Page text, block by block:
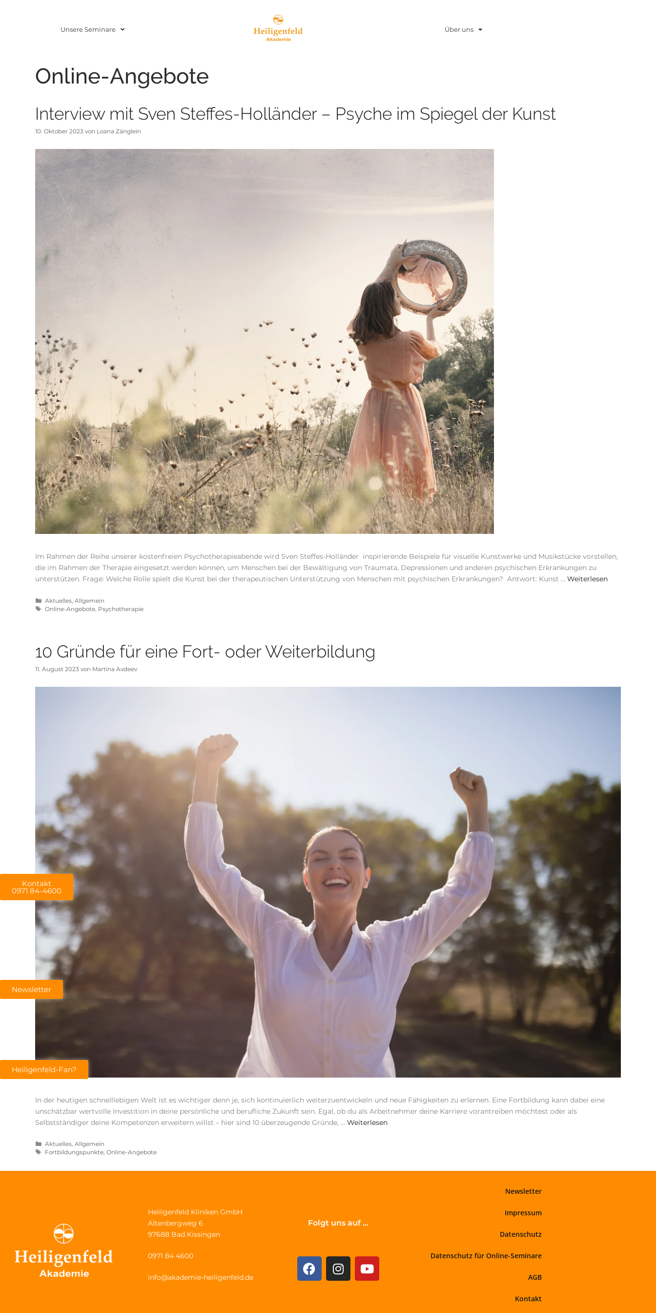
Unsere Seminare
Kontakt
0971 84-4600
Newsletter
Heiligenfeld-Fan?
Über uns
Online-Angebote
Interview mit Sven Steffes-Holländer – Psyche im Spiegel der Kunst
10. Oktober 2023 von Loana Zänglein
Im Rahmen der Reihe unserer kostenfreien Psychotherapieabende wird Sven Steffes-Holländer inspirierende Beispiele für visuelle Kunstwerke und Musikstücke vorstellen,
die im Rahmen der Therapie eingesetzt werden können, um Menschen bei der Bewältigung von Traumata, Depressionen und anderen psychischen Erkrankungen zu
unterstützen. Frage: Welche Rolle spielt die Kunst bei der therapeutischen Unterstützung von Menschen mit psychischen Erkrankungen? Antwort: Kunst … Weiterlesen
Aktuelles ,Allgemein
Online-Angebote Psychotherapie
10 Gründe für eine Fort- oder Weiterbildung
11. August 2023 von Martina Avdeev
In der heutigen schnelllebigen Welt ist es wichtiger denn je, sich kontinuierlich weiterzuentwickeln und neue Fähigkeiten zu erlernen. Eine Fortbildung kann dabei eine
unschätzbar wertvolle Investition in deine persönliche und berufliche Zukunft sein. Egal, ob du als Arbeitnehmer deine Karriere vorantreiben möchtest oder als
Selbstständiger deine Kompetenzen erweitern willst – hier sind 10 überzeugende Gründe, … Weiterlesen
Aktuelles,Allgemein
Fortbildungspunkte,Online-Angebote
Heiligenfeld Kliniken GmbH
Altenbergweg 6
97688 Bad Kissingen
0971 84 4600
info@akademie-heiligenfeld.de
Folgt uns auf ...
Newsletter
Impressum
Datenschutz
Datenschutz für Online-Seminare
AGB
Kontakt